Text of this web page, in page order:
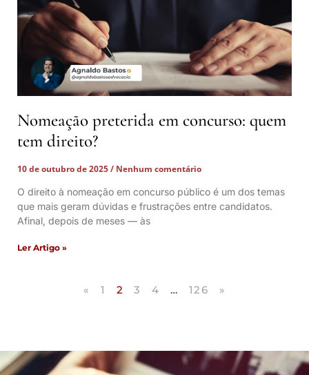
Nomeação preterida em concurso: quem
tem direito?
10 de outubro de 2025
Nenhum comentário
O direito à nomeação em concurso público é um dos temas
que mais geram dúvidas e frustrações entre candidatos.
Afinal, depois de meses — às
Ler Artigo »
« 1 2 3 4 … 126 »